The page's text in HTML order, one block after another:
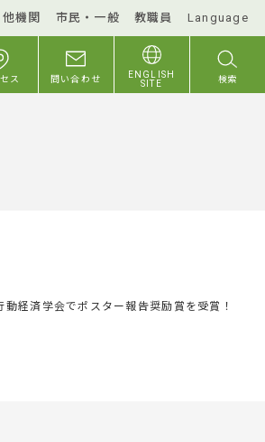
機関 市民・一般 教職員 Language
ス 問い合わせ
ENGLISH
SITE
検索
経済学会でポスター報告奨励賞を受賞！